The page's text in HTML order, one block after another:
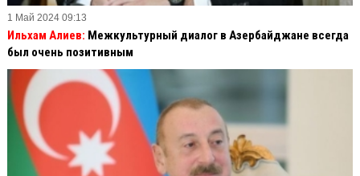
1 Май 2024 09:13
Ильхам Алиев: Межкультурный диалог в Азербайджане всегда
был очень позитивным